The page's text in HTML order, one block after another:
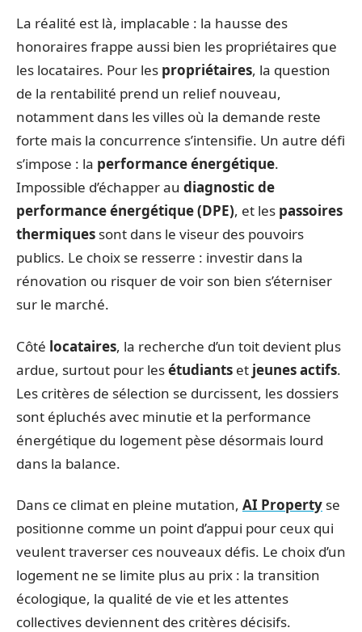
La réalité est là, implacable : la hausse des
honoraires frappe aussi bien les propriétaires que
les locataires. Pour les propriétaires, la question
de la rentabilité prend un relief nouveau,
notamment dans les villes où la demande reste
forte mais la concurrence s’intensifie. Un autre défi
s’impose : la performance énergétique.
Impossible d’échapper au diagnostic de
performance énergétique (DPE), et les passoires
thermiques sont dans le viseur des pouvoirs
publics. Le choix se resserre : investir dans la
rénovation ou risquer de voir son bien s’éterniser
sur le marché.
Côté locataires, la recherche d’un toit devient plus
ardue, surtout pour lesétudiants et jeunes actifs.
Les critères de sélection se durcissent, les dossiers
sont épluchés avec minutie et la performance
énergétique du logement pèse désormais lourd
dans la balance.
Dans ce climat en pleine mutation, AI Property se
positionne comme un point d’appui pour ceux qui
veulent traverser ces nouveaux défis. Le choix d’un
logement ne se limite plus au prix : la transition
écologique, la qualité de vie et les attentes
collectives deviennent des critères décisifs.